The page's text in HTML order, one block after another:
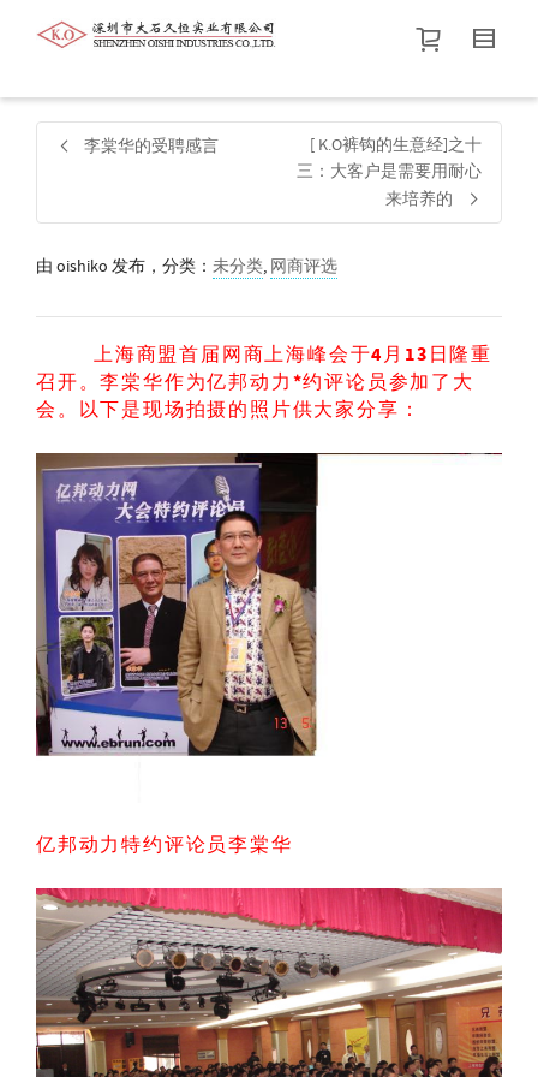
帮我查找新的衬衫尺码
价格介于
默认品牌.
李棠华的受聘感言
[ K.O裤钩的生意经]之十
三：大客户是需要用耐心
来培养的
由 oishiko 发布，分类： 未分类, 网商评选
上海商盟首届网商上海峰会于4月13日隆重
召开。李棠华作为亿邦动力*约评论员参加了大
会。以下是现场拍摄的照片供大家分享：
亿邦动力特约评论员李棠华